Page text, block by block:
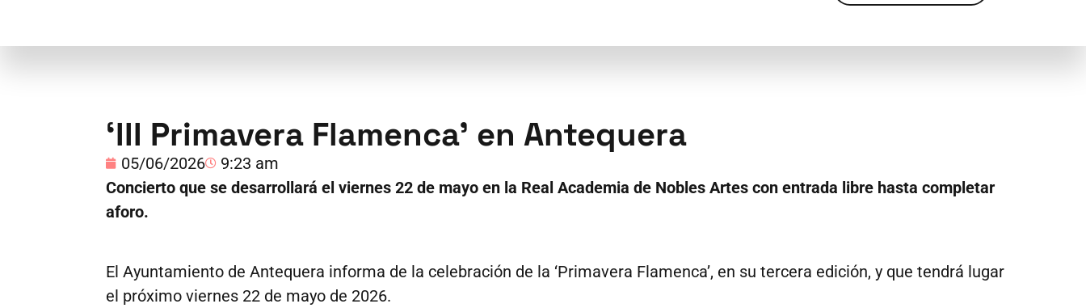
‘III Primavera Flamenca’ en Antequera
05/06/2026
9:23 am
Concierto que se desarrollará el viernes 22 de mayo en la Real Academia de Nobles Artes con entrada libre hasta completar
aforo.
El Ayuntamiento de Antequera informa de la celebración de la ‘Primavera Flamenca’, en su tercera edición, y que tendrá lugar
el próximo viernes 22 de mayo de 2026.